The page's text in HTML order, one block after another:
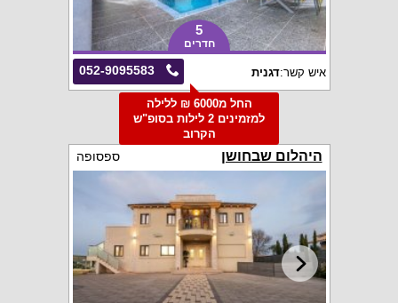
5
חדרים
052-9095583 איש קשר:דגנית
החל מ6000 ₪ ללילה
למזמינים 2 לילות בסופ"ש
הקרוב
היהלום שבחושן ספסופה